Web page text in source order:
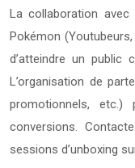
La collaboration
Pokémon
d’atteindre un public
L’organisation de
promotionnels,
conversions.
sessions d’unboxing